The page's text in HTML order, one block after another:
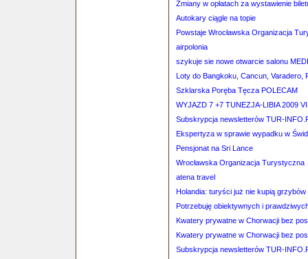
Zmiany w opłatach za wystawienie
Autokary ciągle na topie
Powstaje Wrocławska Organizacja
airpolonia
szykuje sie nowe otwarcie salonu
Loty do Bangkoku, Cancun, Varadero,
Szklarska Poręba Tęcza POLECAM
WYJAZD 7 +7 TUNEZJA-LIBIA 2009
Subskrypcja newsletterów TUR-
Ekspertyza w sprawie wypadku w
Pensjonat na Sri Lance
Wrocławska Organizacja Turystyczna
atena travel
Holandia: turyści już nie kupią
Potrzebuję obiektywnych i
Kwatery prywatne w Chorwacji bez
Kwatery prywatne w Chorwacji bez
Subskrypcja newsletterów TUR-